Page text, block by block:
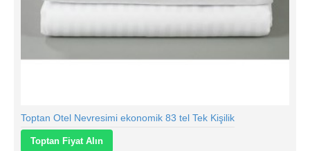
Toptan Otel Nevresimi ekonomik 83 tel Tek Kişilik
Toptan Fiyat Alın